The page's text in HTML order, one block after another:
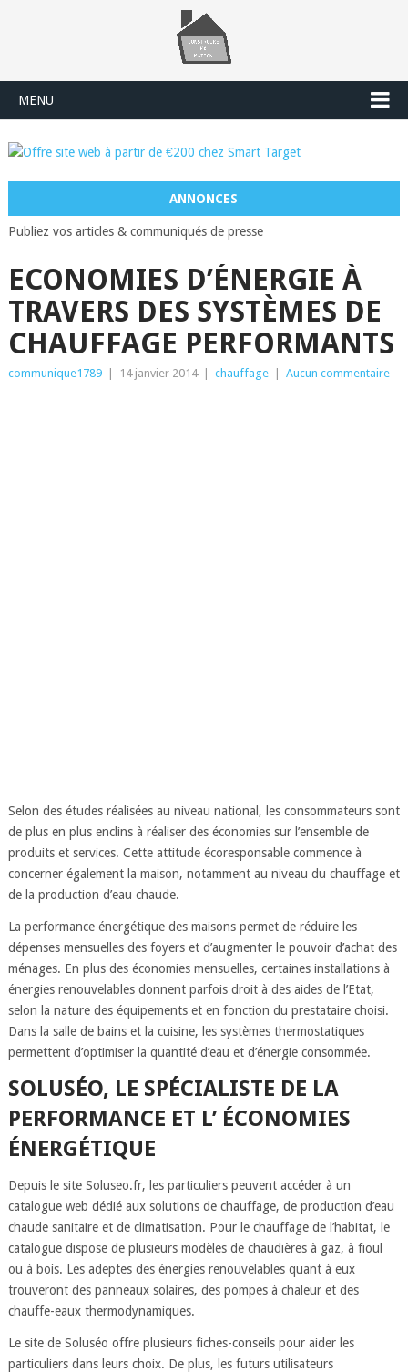
MENU
ANNONCES
Publiez vos articles & communiqués de presse
ECONOMIES D’ÉNERGIE À
TRAVERS DES SYSTÈMES DE
CHAUFFAGE PERFORMANTS
communique1789 14 janvier 2014 chauffage Aucun commentaire
Selon des études réalisées au niveau national, les consommateurs sont
de plus en plus enclins à réaliser des économies sur l’ensemble de
produits et services. Cette attitude écoresponsable commence à
concerner également la maison, notamment au niveau du chauffage et
de la production d’eau chaude.
La performance énergétique des maisons permet de réduire les
dépenses mensuelles des foyers et d’augmenter le pouvoir d’achat des
ménages. En plus des économies mensuelles, certaines installations à
énergies renouvelables donnent parfois droit à des aides de l’Etat,
selon la nature des équipements et en fonction du prestataire choisi.
Dans la salle de bains et la cuisine, les systèmes thermostatiques
permettent d’optimiser la quantité d’eau et d’énergie consommée.
SOLUSÉO, LE SPÉCIALISTE DE LA
PERFORMANCE ET L’ ÉCONOMIES
ÉNERGÉTIQUE
Depuis le site Soluseo.fr, les particuliers peuvent accéder à un
catalogue web dédié aux solutions de chauffage, de production d’eau
chaude sanitaire et de climatisation. Pour le chauffage de l’habitat, le
catalogue dispose de plusieurs modèles de chaudières à gaz, à fioul
ou à bois. Les adeptes des énergies renouvelables quant à eux
trouveront des panneaux solaires, des pompes à chaleur et des
chauffe-eaux thermodynamiques.
Le site de Soluséo offre plusieurs fiches-conseils pour aider les
particuliers dans leurs choix. De plus, les futurs utilisateurs